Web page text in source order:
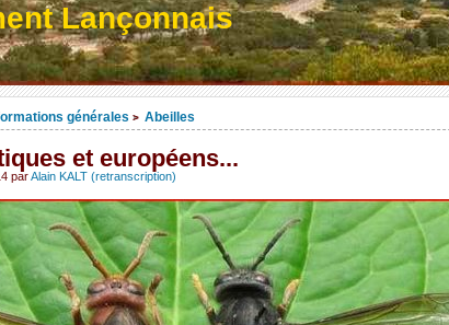
Lançonnais
générales > Abeilles
et européens...
parAlain KALT (retranscription)